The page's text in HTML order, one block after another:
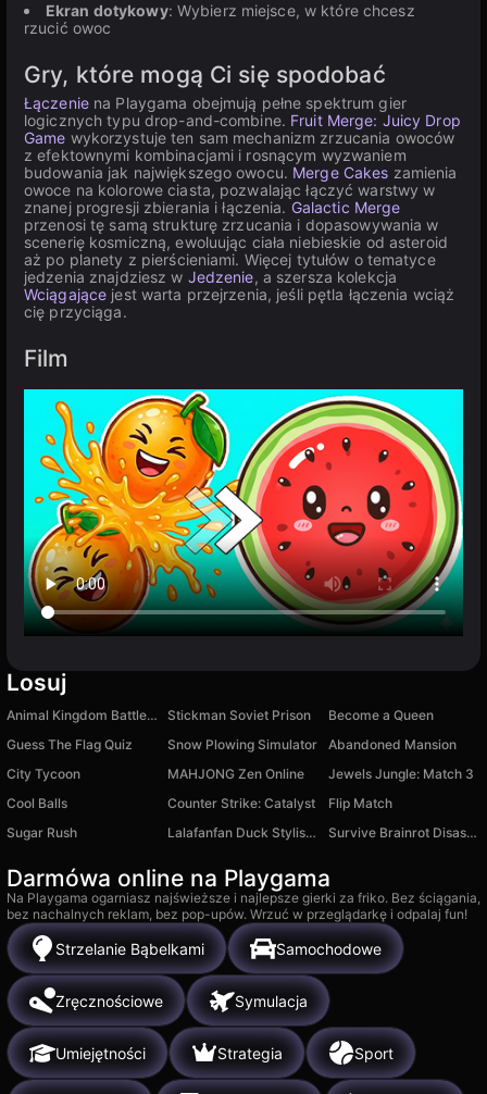
Ekran dotykowy: Wybierz miejsce, w które chcesz
rzucić owoc
Gry, które mogą Ci się spodobać
Łączeniena Playgama obejmują pełne spektrum gier
logicznych typu drop-and-combine. Fruit Merge: Juicy Drop
Game wykorzystuje ten sam mechanizm zrzucania owoców
z efektownymi kombinacjami i rosnącym wyzwaniem
budowania jak największego owocu. Merge Cakes zamienia
owoce na kolorowe ciasta, pozwalając łączyć warstwy w
znanej progresji zbierania i łączenia. Galactic Merge
przenosi tę samą strukturę zrzucania i dopasowywania w
scenerię kosmiczną, ewoluując ciała niebieskie od asteroid
aż po planety z pierścieniami. Więcej tytułów o tematyce
jedzenia znajdziesz w Jedzenie, a szersza kolekcja
Wciągające jest warta przejrzenia, jeśli pętla łączenia wciąż
cię przyciąga.
Film
Losuj
Animal Kingdom Battle Simulator 3D Stickman Soviet Prison
Become a Queen
Guess The Flag Quiz
Snow Plowing Simulator
Abandoned Mansion
City Tycoon
MAHJONG Zen Online
Jewels Jungle: Match 3
Cool Balls
Counter Strike: Catalyst
Flip Match
Sugar Rush
Lalafanfan Duck Stylist: Dress Up Survive Brainrot Disasters 3D! Obby Magnate
Darmówa online na Playgama
Na Playgama ogarniasz najświeższe i najlepsze gierki za friko. Bez ściągania,
bez nachalnych reklam, bez pop-upów. Wrzuć w przeglądarkę i odpalaj fun!
Strzelanie Bąbelkami Samochodowe
Zręcznościowe Symulacja
Umiejętności Strategia Sport